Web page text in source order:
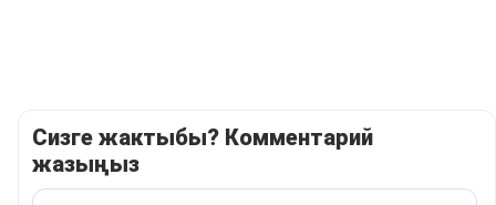
Сизге жактыбы? Комментарий
жазыңыз